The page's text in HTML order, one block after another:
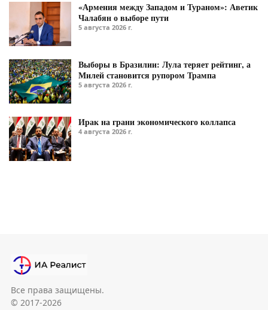
«Армения между Западом и Тураном»: Аветик
Чалабян о выборе пути
5 августа 2026 г.
Выборы в Бразилии: Лула теряет рейтинг, а
Милей становится рупором Трампа
5 августа 2026 г.
Ирак на грани экономического коллапса
4 августа 2026 г.
Все права защищены.
© 2017-2026